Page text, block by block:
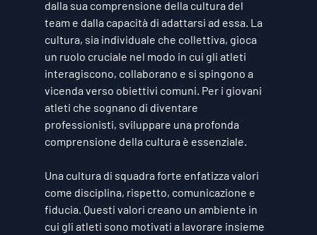
dalla sua comprensione della cultura del
team e dalla capacità di adattarsi ad essa. La
cultura, sia individuale che collettiva, gioca
un ruolo cruciale nel modo in cui gli atleti
interagiscono, collaborano e si spingono a
vicenda verso obiettivi comuni. Per i giovani
atleti che sognano di diventare
professionisti, sviluppare una profonda
comprensione della cultura è essenziale.
Una cultura di squadra forte enfatizza valori
come disciplina, rispetto, comunicazione e
fiducia. Questi valori creano un ambiente in
cui gli atleti sono motivati a lavorare insieme